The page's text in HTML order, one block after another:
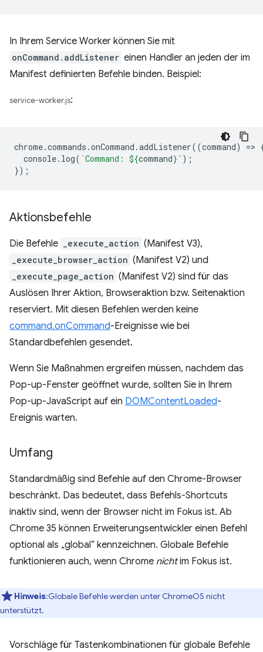
In Ihrem Service Worker können Sie mit
onCommand.addListener einen Handler an jeden der im
Manifest definierten Befehle binden. Beispiel:
service-worker.js:
chrome.commands .onCommand .addListener((command) =>
console. log( `Command: ${command} ` );
});
Aktionsbefehle
Die Befehle _execute_action (Manifest V3),
_execute_browser_action (Manifest V2) und
_execute_page_action (Manifest V2) sind für das
Auslösen Ihrer Aktion, Browseraktion bzw. Seitenaktion
reserviert. Mit diesen Befehlen werden keine
command.onCommand-Ereignisse wie bei
Standardbefehlen gesendet.
Wenn Sie Maßnahmen ergreifen müssen, nachdem das
Pop-up-Fenster geöffnet wurde, sollten Sie in Ihrem
Pop-up-JavaScript auf ein DOMContentLoaded-
Ereignis warten.
Umfang
Standardmäßig sind Befehle auf den Chrome-Browser
beschränkt. Das bedeutet, dass Befehls-Shortcuts
inaktiv sind, wenn der Browser nicht im Fokus ist. Ab
Chrome 35 können Erweiterungsentwickler einen Befehl
optional als „global“ kennzeichnen. Globale Befehle
funktionieren auch, wenn Chrome nichtim Fokus ist.
Hinweis:Globale Befehle werden unter ChromeOS nicht
unterstützt.
Vorschläge für Tastenkombinationen für globale Befehle